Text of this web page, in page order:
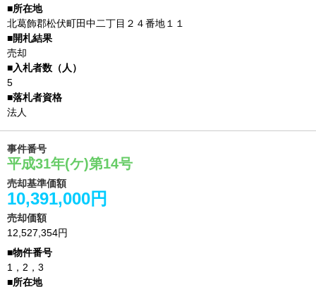
北葛飾郡松伏町田中二丁目２４番地１１
売却
5
法人
事件番号
平成31年(ケ)第14号
売却基準価額
10,391,000円
売却価額
12,527,354円
1，2，3